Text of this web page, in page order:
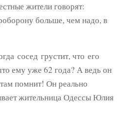
жители говорят:
больше, чем надо, в
сосед грустит, что его
ему уже 62 года? А ведь он
помнит! Он реально
жительница Одессы Юлия